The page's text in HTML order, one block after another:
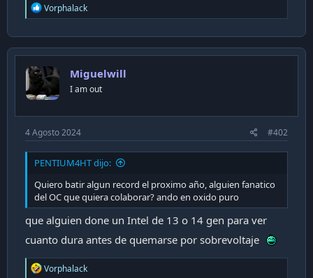
R
e
c
t
o
n
s
Vorphalack
Miguelwill
I am out
4 Agosto 2024 #402
PENTIUM4HT dijo:
Quiero batir algun record el proximo año, alguien fanatico
del OC que quiera colaborar? ando en oxido puro
que alguien done un Intel de 13 o 14 gen para ver
cuanto dura antes de quemarse por sobrevoltaje
R
Vorphalack